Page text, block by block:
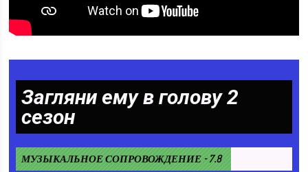
Загляни ему в голову 2
сезон
МУЗЫКАЛЬНОЕ СОПРОВОЖДЕНИЕ - 7.8